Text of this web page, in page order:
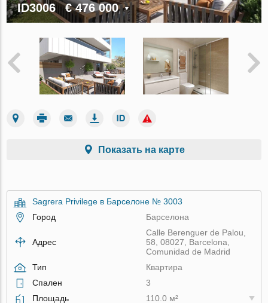
ID3006 € 476 000
Показать на карте
Sagrera Privilege в Барселоне № 3003
Город
Барселона
Адрес
Calle Berenguer de Palou,
58, 08027, Barcelona,
Comunidad de Madrid
Тип
Квартира
Спален
3
Площадь
110.0 м²